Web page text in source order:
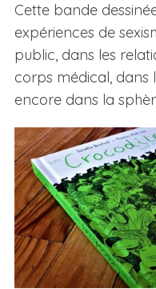
Cette bande
expériences de
public, dans les
corps médical, dans
encore dans la